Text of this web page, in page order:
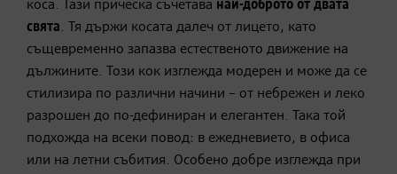
коса. Тази прическа съчетава най-доброто от двата
свята. Тя държи косата далеч от лицето, като
същевременно запазва естественото движение на
дължините. Този кок изглежда модерен и може да се
стилизира по различни начини – от небрежен и леко
разрошен до по-дефиниран и елегантен. Така той
подхожда на всеки повод: в ежедневието, в офиса
или на летни събития. Особено добре изглежда при